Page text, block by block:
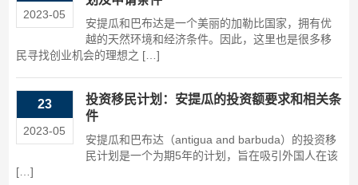
2023-05
安提瓜和巴布达是一个美丽的加勒比国家，拥有优
越的天然环境和经济条件。因此，这里也是很多移
民寻找创业机会的理想之 […]
23
2023-05
投资移民计划：安提瓜的投资额要求和相关条
件
安提瓜和巴布达（antigua and barbuda）的投资移
民计划是一个为期5年的计划，旨在吸引外国人在该
[…]